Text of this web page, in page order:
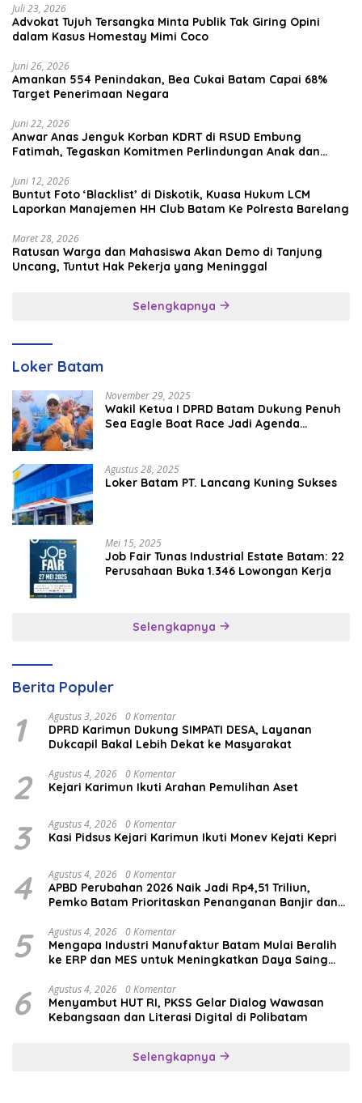
Juli 23, 2026
Advokat Tujuh Tersangka Minta Publik Tak Giring Opini
dalam Kasus Homestay Mimi Coco
Juni 26, 2026
Amankan 554 Penindakan, Bea Cukai Batam Capai 68%
Target Penerimaan Negara
Juni 22, 2026
Anwar Anas Jenguk Korban KDRT di RSUD Embung
Fatimah, Tegaskan Komitmen Perlindungan Anak dan
Juni 12, 2026
Buntut Foto ‘Blacklist’ di Diskotik, Kuasa Hukum LCM
Laporkan Manajemen HH Club Batam Ke Polresta Barelang
Maret 28, 2026
Ratusan Warga dan Mahasiswa Akan Demo di Tanjung
Uncang, Tuntut Hak Pekerja yang Meninggal
Selengkapnya
Loker Batam
November 29, 2025
Wakil Ketua I DPRD Batam Dukung Penuh
Sea Eagle Boat Race Jadi Agenda
Agustus 28, 2025
Loker Batam PT. Lancang Kuning Sukses
Mei 15, 2025
Job Fair Tunas Industrial Estate Batam: 22
Perusahaan Buka 1.346 Lowongan Kerja
Selengkapnya
Berita Populer
1 Agustus 3, 2026 0 Komentar
DPRD Karimun Dukung SIMPATI DESA, Layanan
Dukcapil Bakal Lebih Dekat ke Masyarakat
2 Agustus 4, 2026 0 Komentar
Kejari Karimun Ikuti Arahan Pemulihan Aset
3 Agustus 4, 2026 0 Komentar
Kasi Pidsus Kejari Karimun Ikuti Monev Kejati Kepri
4 Agustus 4, 2026 0 Komentar
APBD Perubahan 2026 Naik Jadi Rp4,51 Triliun,
Pemko Batam Prioritaskan Penanganan Banjir dan
5 Agustus 4, 2026 0 Komentar
Mengapa Industri Manufaktur Batam Mulai Beralih
ke ERP dan MES untuk Meningkatkan Daya Saing
6 Agustus 4, 2026 0 Komentar
Menyambut HUT RI, PKSS Gelar Dialog Wawasan
Kebangsaan dan Literasi Digital di Polibatam
Selengkapnya